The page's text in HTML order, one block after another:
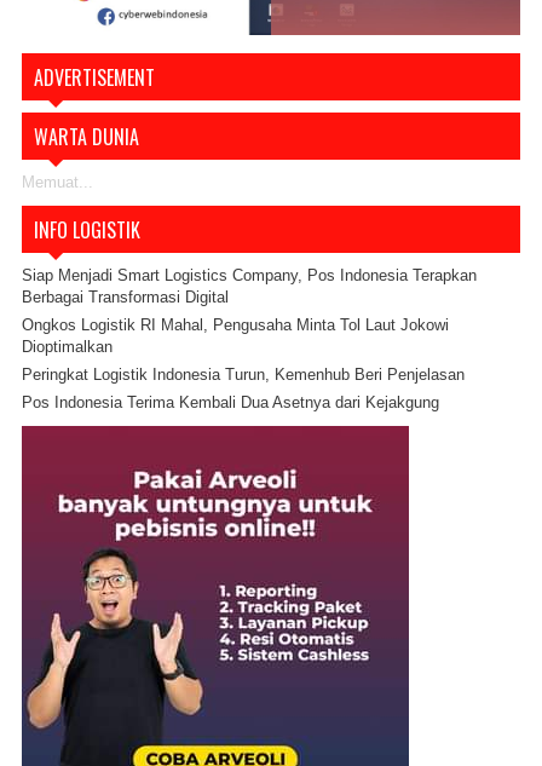
ADVERTISEMENT
WARTA DUNIA
Memuat...
INFO LOGISTIK
Siap Menjadi Smart Logistics Company, Pos Indonesia Terapkan
Berbagai Transformasi Digital
Ongkos Logistik RI Mahal, Pengusaha Minta Tol Laut Jokowi
Dioptimalkan
Peringkat Logistik Indonesia Turun, Kemenhub Beri Penjelasan
Pos Indonesia Terima Kembali Dua Asetnya dari Kejakgung